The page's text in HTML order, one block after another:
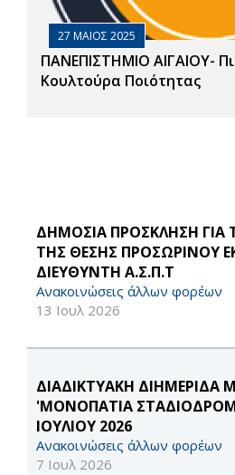
27 ΜΑΙΟΣ 2025
ΠΑΝΕΠΙΣΤΗΜΙΟ ΑΙΓΑΙΟΥ-
Κουλτούρα Ποιότητας
ΔΗΜΟΣΙΑ ΠΡΟΣΚΛΗΣΗ
ΤΗΣ ΘΕΣΗΣ ΠΡΟΣΩΡΙΝΟΥ
ΔΙΕΥΘΥΝΤΗ Α.Σ.Π.Τ
Ανακοινώσεις άλλων φορέων
13 Ιουλ 2026
ΔΙΑΔΙΚΤΥΑΚΗ ΔΙΗΜΕΡΙΔΑ
'ΜΟΝΟΠΑΤΙΑ
ΙΟΥΛΙΟΥ 2026
Ανακοινώσεις άλλων φορέων
7 Ιουλ 2026